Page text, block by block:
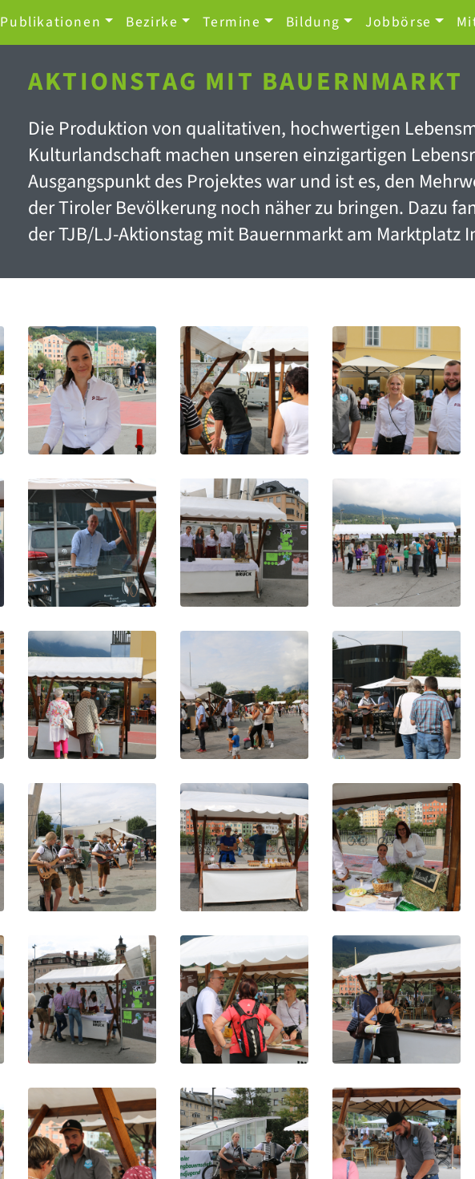
Publikationen Bezirke Termine Bildung Jobbörse
AKTIONSTAG MIT BAUERNMARKT
Die Produktion von qualitativen, hochwertigen
Kulturlandschaft machen unseren einzigartigen
Ausgangspunkt des Projektes war und ist es, den
der Tiroler Bevölkerung noch näher zu bringen. Dazu
der TJB/LJ-Aktionstag mit Bauernmarkt am Marktplatz